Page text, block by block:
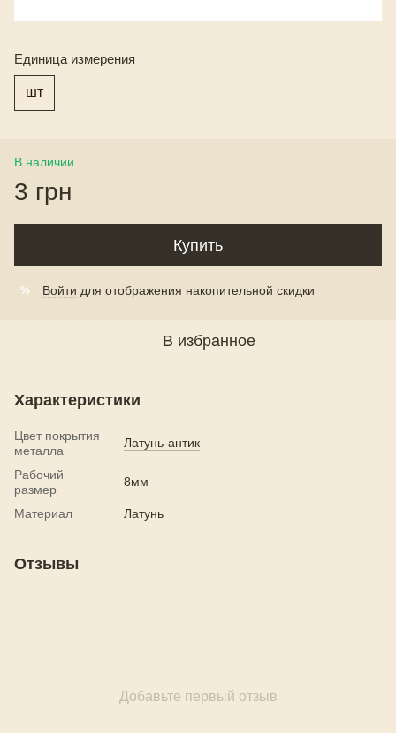
Единица измерения
шт
В наличии
3 грн
Купить
% Войти для отображения накопительной скидки
В избранное
Характеристики
Цвет покрытия
металла
Латунь-антик
Рабочий
размер
8мм
Материал Латунь
Отзывы
Добавьте первый отзыв